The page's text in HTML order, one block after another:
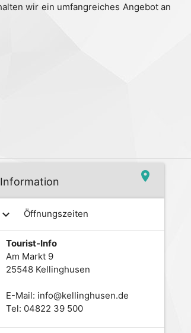
wir ein umfangreiches Angebot an
place
Information
expand_more Öffnungszeiten
Tourist-Info
Am Markt 9
25548 Kellinghusen
E-Mail: info@kellinghusen.de
Tel: 04822 39 500